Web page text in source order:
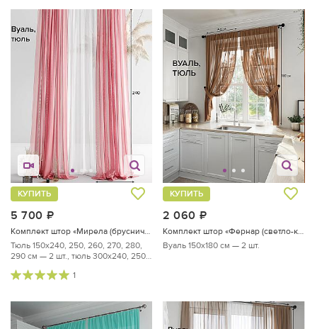
5 700
КУПИТЬ
Комплект штор «Мирела (брусничный) - 240 см»
Тюль 150х240, 250, 260, 270, 280,
290 см — 2 шт., тюль 300х240, 250,
1
2 060
КУПИТЬ
Комплект штор «Фернар (светло-коричневый)»
Вуаль 150х180 см — 2 шт.